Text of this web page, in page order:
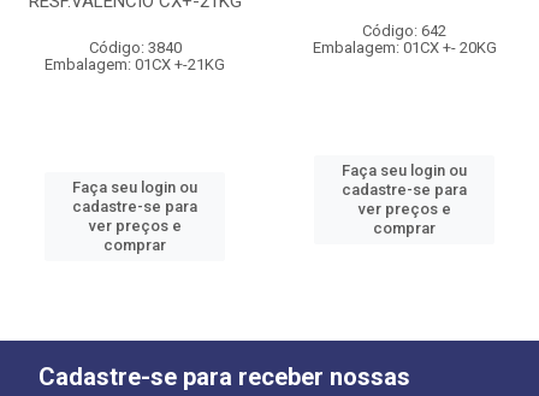
Código: 3840
Embalagem: 01CX +-21KG
Faça seu login ou
cadastre-se para
ver preços e
comprar
Código: 642
Embalagem: 01CX +- 20KG
Faça seu login ou
cadastre-se para
ver preços e
comprar
Cadastre-se para receber nossas